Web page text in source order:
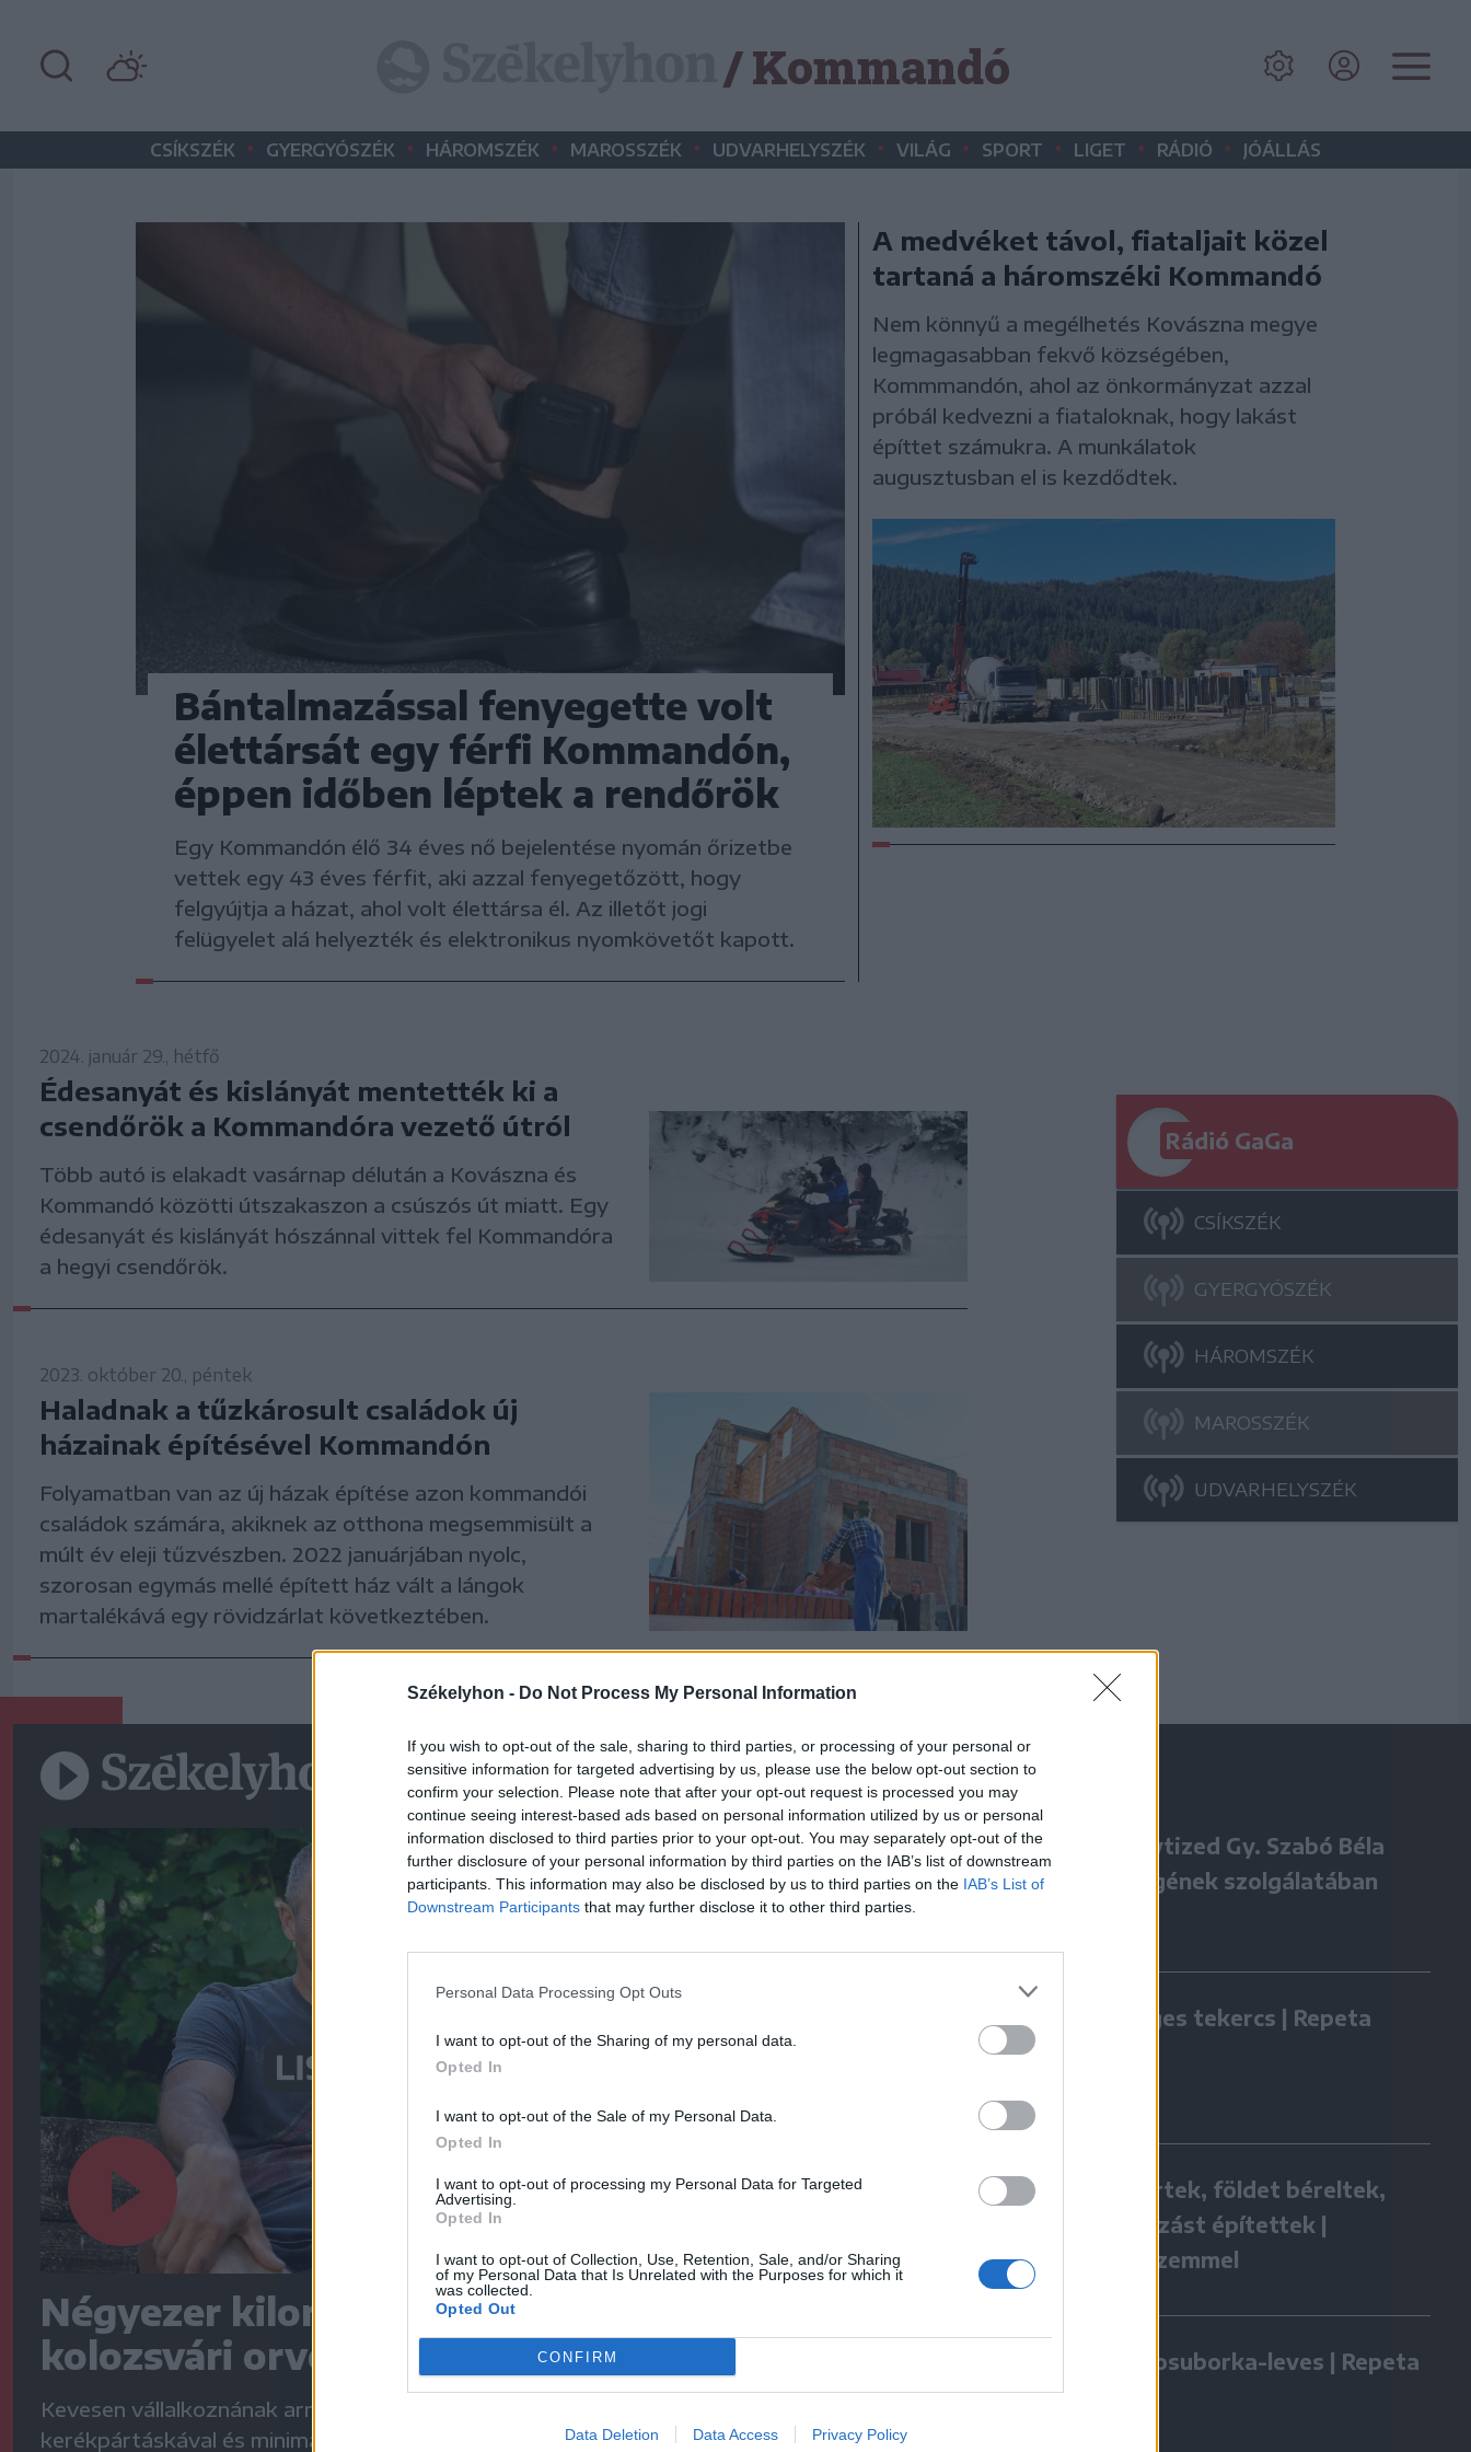
Székelyhon - Do Not Process My Personal Information
If you wish to opt-out of the sale, sharing to third parties, or processing of your personal or
sensitive information for targeted advertising by us, please use the below opt-out section to
confirm your selection. Please note that after your opt-out request is processed you may
continue seeing interest-based ads based on personal information utilized by us or personal
information disclosed to third parties prior to your opt-out. You may separately opt-out of the
further disclosure of your personal information by third parties on the IAB’s list of downstream
participants. This information may also be disclosed by us to third parties on the IAB’s List of
Downstream Participants that may further disclose it to other third parties.
Personal Data Processing Opt Outs
I want to opt-out of the Sharing of my personal data.
Opted In
I want to opt-out of the Sale of my Personal Data.
Opted In
I want to opt-out of processing my Personal Data for Targeted
Advertising.
Opted In
I want to opt-out of Collection, Use, Retention, Sale, and/or Sharing
of my Personal Data that Is Unrelated with the Purposes for which it
was collected.
Opted Out
CONFIRM
Data Deletion Data Access Privacy Policy
/ Kommandó
CSÍKSZÉK • GYERGYÓSZÉK • HÁROMSZÉK • MAROSSZÉK • UDVARHELYSZÉK • VILÁG • SPORT • LIGET • RÁDIÓ • JÓÁLLÁS
Bántalmazással fenyegette volt
élettársát egy férfi Kommandón,
éppen időben léptek a rendőrök
Egy Kommandón élő 34 éves nő bejelentése nyomán őrizetbe
vettek egy 43 éves férfit, aki azzal fenyegetőzött, hogy
felgyújtja a házat, ahol volt élettársa él. Az illetőt jogi
felügyelet alá helyezték és elektronikus nyomkövetőt kapott.
A medvéket távol, fiataljait közel
tartaná a háromszéki Kommandó
Nem könnyű a megélhetés Kovászna megye
legmagasabban fekvő községében,
Kommmandón, ahol az önkormányzat azzal
próbál kedvezni a fiataloknak, hogy lakást
építtet számukra. A munkálatok
augusztusban el is kezdődtek.
2024. január 29., hétfő
Édesanyát és kislányát mentették ki a
csendőrök a Kommandóra vezető útról
Több autó is elakadt vasárnap délután a Kovászna és
Kommandó közötti útszakaszon a csúszós út miatt. Egy
édesanyát és kislányát hószánnal vittek fel Kommandóra
a hegyi csendőrök.
2023. október 20., péntek
Haladnak a tűzkárosult családok új
házainak építésével Kommandón
Folyamatban van az új házak építése azon kommandói
családok számára, akiknek az otthona megsemmisült a
múlt év eleji tűzvészben. 2022 januárjában nyolc,
szorosan egymás mellé épített ház vált a lángok
martalékává egy rövidzárlat következtében.
Rádió GaGa
CSÍKSZÉK
GYERGYÓSZÉK
HÁROMSZÉK
MAROSSZÉK
UDVARHELYSZÉK
Négyezer kilométert tekert Európán át a
kolozsvári orvos
Kevesen vállalkoznának arra, hogy egyedül, mindössze egyetlen
kerékpártáskával és minimális felszereléssel átszeljék Európát.
Négy évtized Gy. Szabó Béla
örökségének szolgálatában
Zöldséges tekercs | Repeta
Hazatértek, földet béreltek,
vállalkozást építettek |
Gazdaszemmel
Kovászosuborka-leves | Repeta